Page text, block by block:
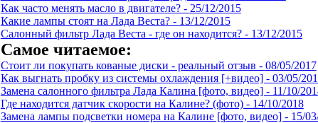
Как часто менять масло в двигателе? - 25/12/2015
Какие лампы стоят на Лада Веста? - 13/12/2015
Салонный фильтр Лада Веста - где он находится? - 13/12/2015
Самое читаемое:
Стоит ли покупать кованые диски - реальный отзыв - 08/05/2017
Как выгнать пробку из системы охлаждения [+видео] - 03/05/
Замена салонного фильтра Лада Калина [фото, видео] - 11/10/
Где находится датчик скорости на Калине? (фото) - 14/10/2018
Замена лампы подсветки номера на Калине [фото, видео] - 15/